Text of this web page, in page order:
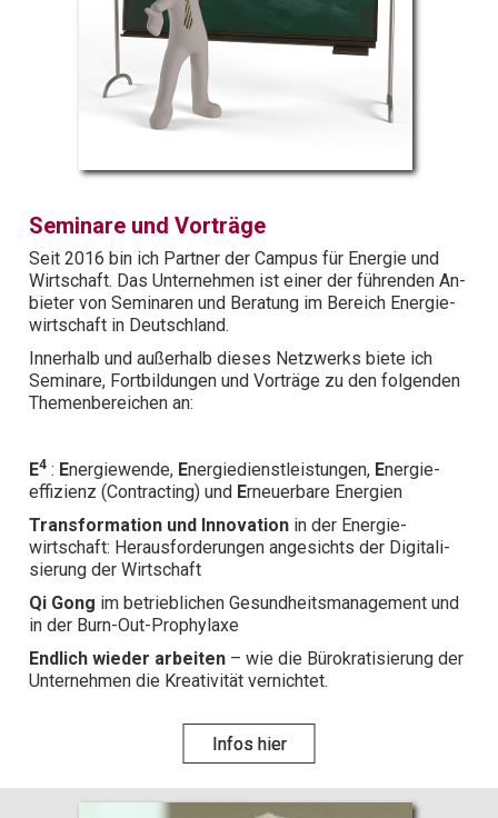
Seminare und Vorträge
Seit 2016 bin ich Partner der Campus für Energie und
Wirt­schaft. Das Unter­nehmen ist einer der führenden An­
bieter von Seminaren und Beratung im Bereich Energie­
wirt­schaft in Deutschland.
Inner­halb und außerhalb dieses Netz­werks biete ich
Seminare, Fort­bildungen und Vorträge zu den folgenden
Themen­bereichen an:
E4 : Energiewende, Energie­dienst­leistungen, Energie­
effizienz (Contracting) und Erneuer­bare Energien
Trans­form­ation und Inno­vation in der Energie­
wirtschaft: Heraus­forder­ungen angesichts der Digi­tali­
sierung der Wirt­schaft
Qi Gong im betrieb­lichen Ge­sund­heits­manage­ment und
in der Burn-Out-Prophy­laxe
Endlich wieder ar­beiten – wie die Bürokrati­sierung der
Unter­nehmen die Kre­ativität ver­nichtet.
Infos hier